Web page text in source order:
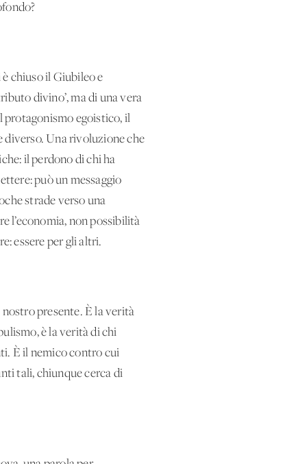
chiuso il Giubileo e
divino’, ma di una vera
protagonismo egoistico, il
diverso. Una rivoluzione che
il perdono di chi ha
può un messaggio
strade verso una
l’economia, non possibilità
essere per gli altri.
presente. È la verità
è la verità di chi
È il nemico contro cui
tali, chiunque cerca di